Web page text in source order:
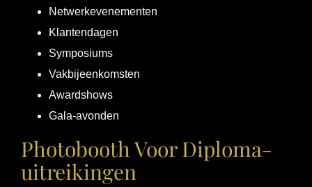
Netwerkevenementen
Klantendagen
Symposiums
Vakbijeenkomsten
Awardshows
Gala-avonden
Photobooth Voor Diploma-
uitreikingen